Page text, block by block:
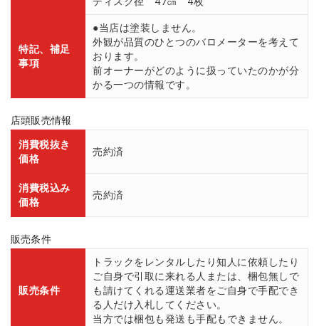
特記、補足
事項
●当店は塗装しません。
外観が品質のひとつのバロメーターを考えて
おります。
前オーナーがどのように扱っていたのかが分
かる一つの情報です。
店頭販売情報
消費税抜き
価格
売約済
消費税込み
価格
売約済
販売条件
販売条件
トラックをレンタルしたり知人に依頼したり
ご自身で引取に来れる人または、梱包無しで
も請けてくれる運送業者をご自身で手配でき
る人だけ入札してください。
当方では梱包も発送も手配もできません。